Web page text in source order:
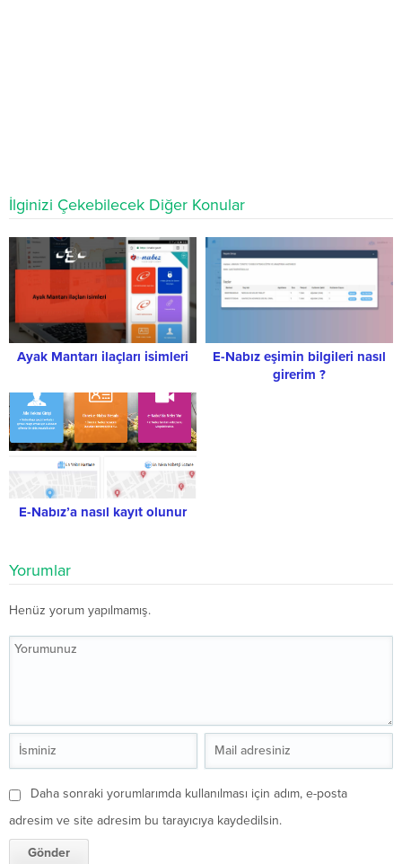
İlginizi Çekebilecek Diğer Konular
Ayak Mantarı ilaçları isimleri
E-Nabız eşimin bilgileri nasıl
girerim ?
E-Nabız’a nasıl kayıt olunur
Yorumlar
Henüz yorum yapılmamış.
Daha sonraki yorumlarımda kullanılması için adım, e-posta
adresim ve site adresim bu tarayıcıya kaydedilsin.